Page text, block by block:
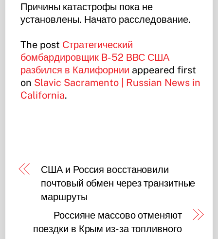
Причины катастрофы пока не
установлены. Начато расследование.
The post Стратегический
бомбардировщик B-52 ВВС США
разбился в Калифорнии appeared first
on Slavic Sacramento | Russian News in
California.
США и Россия восстановили
почтовый обмен через транзитные
маршруты
Россияне массово отменяют
поездки в Крым из-за топливного